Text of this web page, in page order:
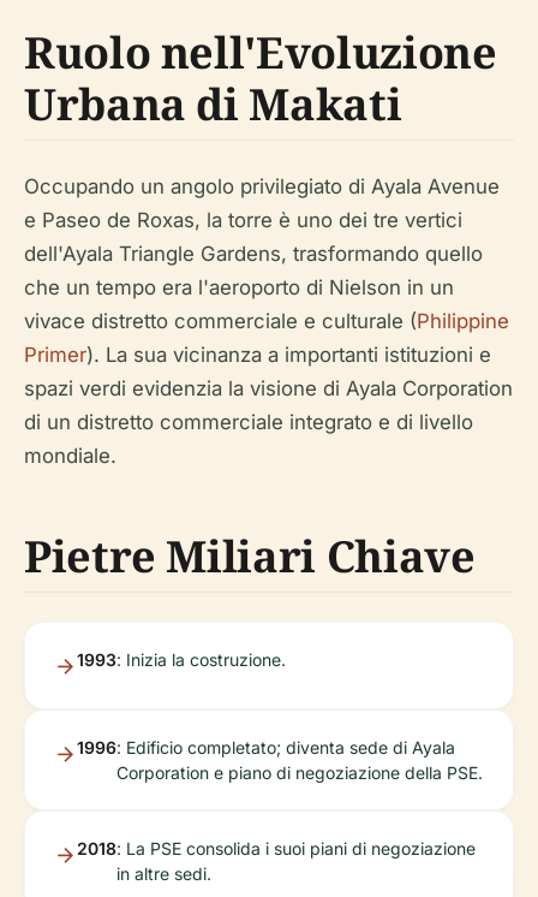
Ruolo nell'Evoluzione
Urbana di Makati
Occupando un angolo privilegiato di Ayala Avenue
e Paseo de Roxas, la torre è uno dei tre vertici
dell'Ayala Triangle Gardens, trasformando quello
che un tempo era l'aeroporto di Nielson in un
vivace distretto commerciale e culturale (Philippine
Primer). La sua vicinanza a importanti istituzioni e
spazi verdi evidenzia la visione di Ayala Corporation
di un distretto commerciale integrato e di livello
mondiale.
Pietre Miliari Chiave
1993: Inizia la costruzione.
1996: Edificio completato; diventa sede di Ayala
Corporation e piano di negoziazione della PSE.
2018: La PSE consolida i suoi piani di negoziazione
in altre sedi.